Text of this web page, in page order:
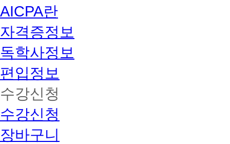
AICPA란
자격증정보
독학사정보
편입정보
수강신청
수강신청
장바구니